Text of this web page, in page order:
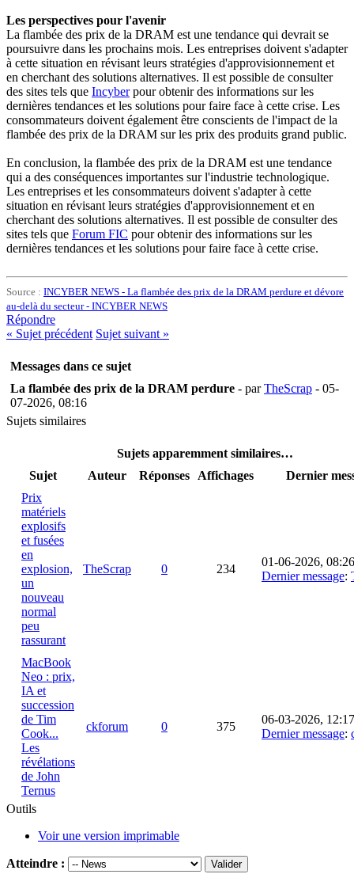
Les perspectives pour l'avenir
La flambée des prix de la DRAM est une tendance qui devrait se
poursuivre dans les prochains mois. Les entreprises doivent s'adapter
à cette situation en révisant leurs stratégies d'approvisionnement et
en cherchant des solutions alternatives. Il est possible de consulter
des sites tels que Incyberpour obtenir des informations sur les
dernières tendances et les solutions pour faire face à cette crise. Les
consommateurs doivent également être conscients de l'impact de la
flambée des prix de la DRAM sur les prix des produits grand public.
En conclusion, la flambée des prix de la DRAM est une tendance
qui a des conséquences importantes sur l'industrie technologique.
Les entreprises et les consommateurs doivent s'adapter à cette
situation en révisant leurs stratégies d'approvisionnement et en
cherchant des solutions alternatives. Il est possible de consulter des
sites tels que Forum FIC pour obtenir des informations sur les
dernières tendances et les solutions pour faire face à cette crise.
Source : INCYBER NEWS - La flambée des prix de la DRAM perdure et dévore
au-delà du secteur - INCYBER NEWS
Répondre
« Sujet précédent Sujet suivant »
Messages dans ce sujet
La flambée des prix de la DRAM perdure - parTheScrap - 05-
07-2026, 08:16
Sujets similaires
Sujets apparemment similaires…
Sujet
Auteur Réponses Affichages
Dernier
Prix
matériels
explosifs
et fusées
en
explosion,
un
nouveau
normal
peu
rassurant
TheScrap 0 234
01-06-2026, 08:26
Dernier message:
MacBook
Neo : prix,
IA et
succession
de Tim
Cook...
Les
révélations
de John
Ternus
ckforum 0 375
06-03-2026, 12:17
Dernier message:
Outils
Voir une version imprimable
Atteindre :